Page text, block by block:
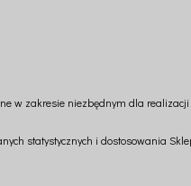
w zakresie niezbędnym dla realizacji
statystycznych i dostosowania